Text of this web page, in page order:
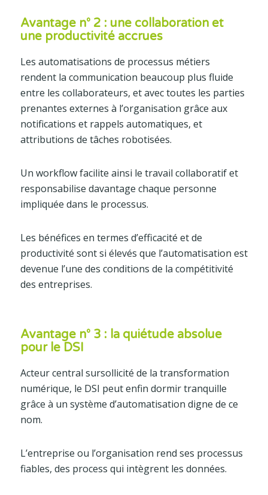
Avantage n° 2 : une collaboration et
une productivité accrues
Les automatisations de processus métiers
rendent la communication beaucoup plus fluide
entre les collaborateurs, et avec toutes les parties
prenantes externes à l’organisation grâce aux
notifications et rappels automatiques, et
attributions de tâches robotisées.
Un workflow facilite ainsi le travail collaboratif et
responsabilise davantage chaque personne
impliquée dans le processus.
Les bénéfices en termes d’efficacité et de
productivité sont si élevés que l’automatisation est
devenue l’une des conditions de la compétitivité
des entreprises.
Avantage n° 3 : la quiétude absolue
pour le DSI
Acteur central sursollicité de la transformation
numérique, le DSI peut enfin dormir tranquille
grâce à un système d’automatisation digne de ce
nom.
L’entreprise ou l’organisation rend ses processus
fiables, des process qui intègrent les données.